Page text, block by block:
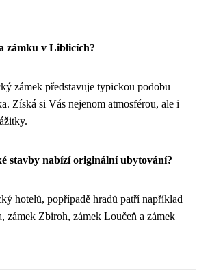
zámku v Liblicích?
zámek představuje typickou podobu
Získá si Vás nejenom atmosférou, ale i
stavby nabízí originální ubytování?
hotelů, popřípadě hradů patří například
zámek Zbiroh, zámek Loučeň a zámek